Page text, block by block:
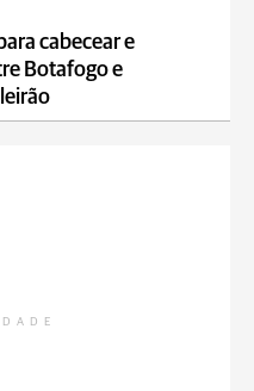
cabecear e
Botafogo e